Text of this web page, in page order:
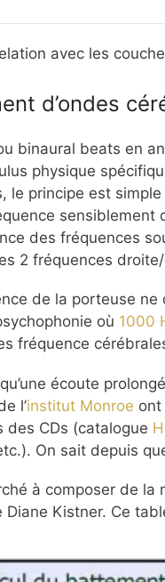
avec les
d’ondes
binaural beats en
physique
le principe est
des fréquences
2 fréquences
de la porteuse
où 1000
fréquence
écoute
l’institut Monroe
des CDs (catalogue
On sait depuis
à composer de
Kistner. Ce